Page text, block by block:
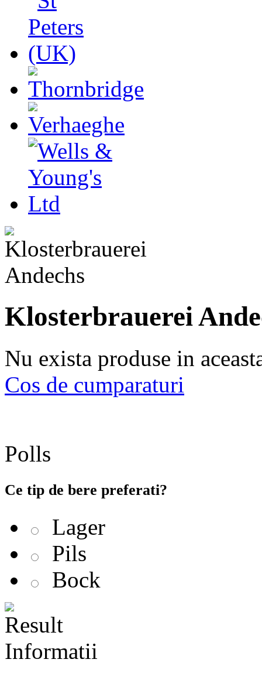
Klosterbrauerei
Nu exista produse in
Cos de cumparaturi
Polls
Ce tip de bere preferati?
Lager
Pils
Bock
Informatii